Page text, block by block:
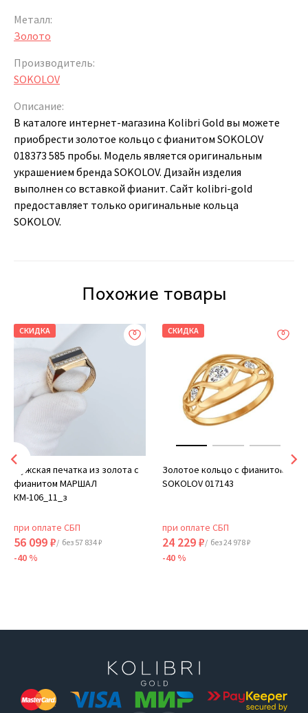
Металл:
Золото
Производитель:
SOKOLOV
Описание:
В каталоге интернет-магазина Kolibri Gold вы можете
приобрести золотое кольцо с фианитом SOKOLOV
018373 585 пробы. Модель является оригинальным
украшением бренда SOKOLOV. Дизайн изделия
выполнен со вставкой фианит. Сайт kolibri-gold
предоставляет только оригинальные кольца
SOKOLOV.
Похожие товары
СКИДКА
Мужская печатка из золота с
фианитом МАРШАЛ
КМ-106_11_з
при оплате СБП
56 099 ₽/ без 57 834 ₽
-40 %
СКИДКА
Золотое кольцо с фианитом
SOKOLOV 017143
при оплате СБП
24 229 ₽/ без 24 978 ₽
-40 %